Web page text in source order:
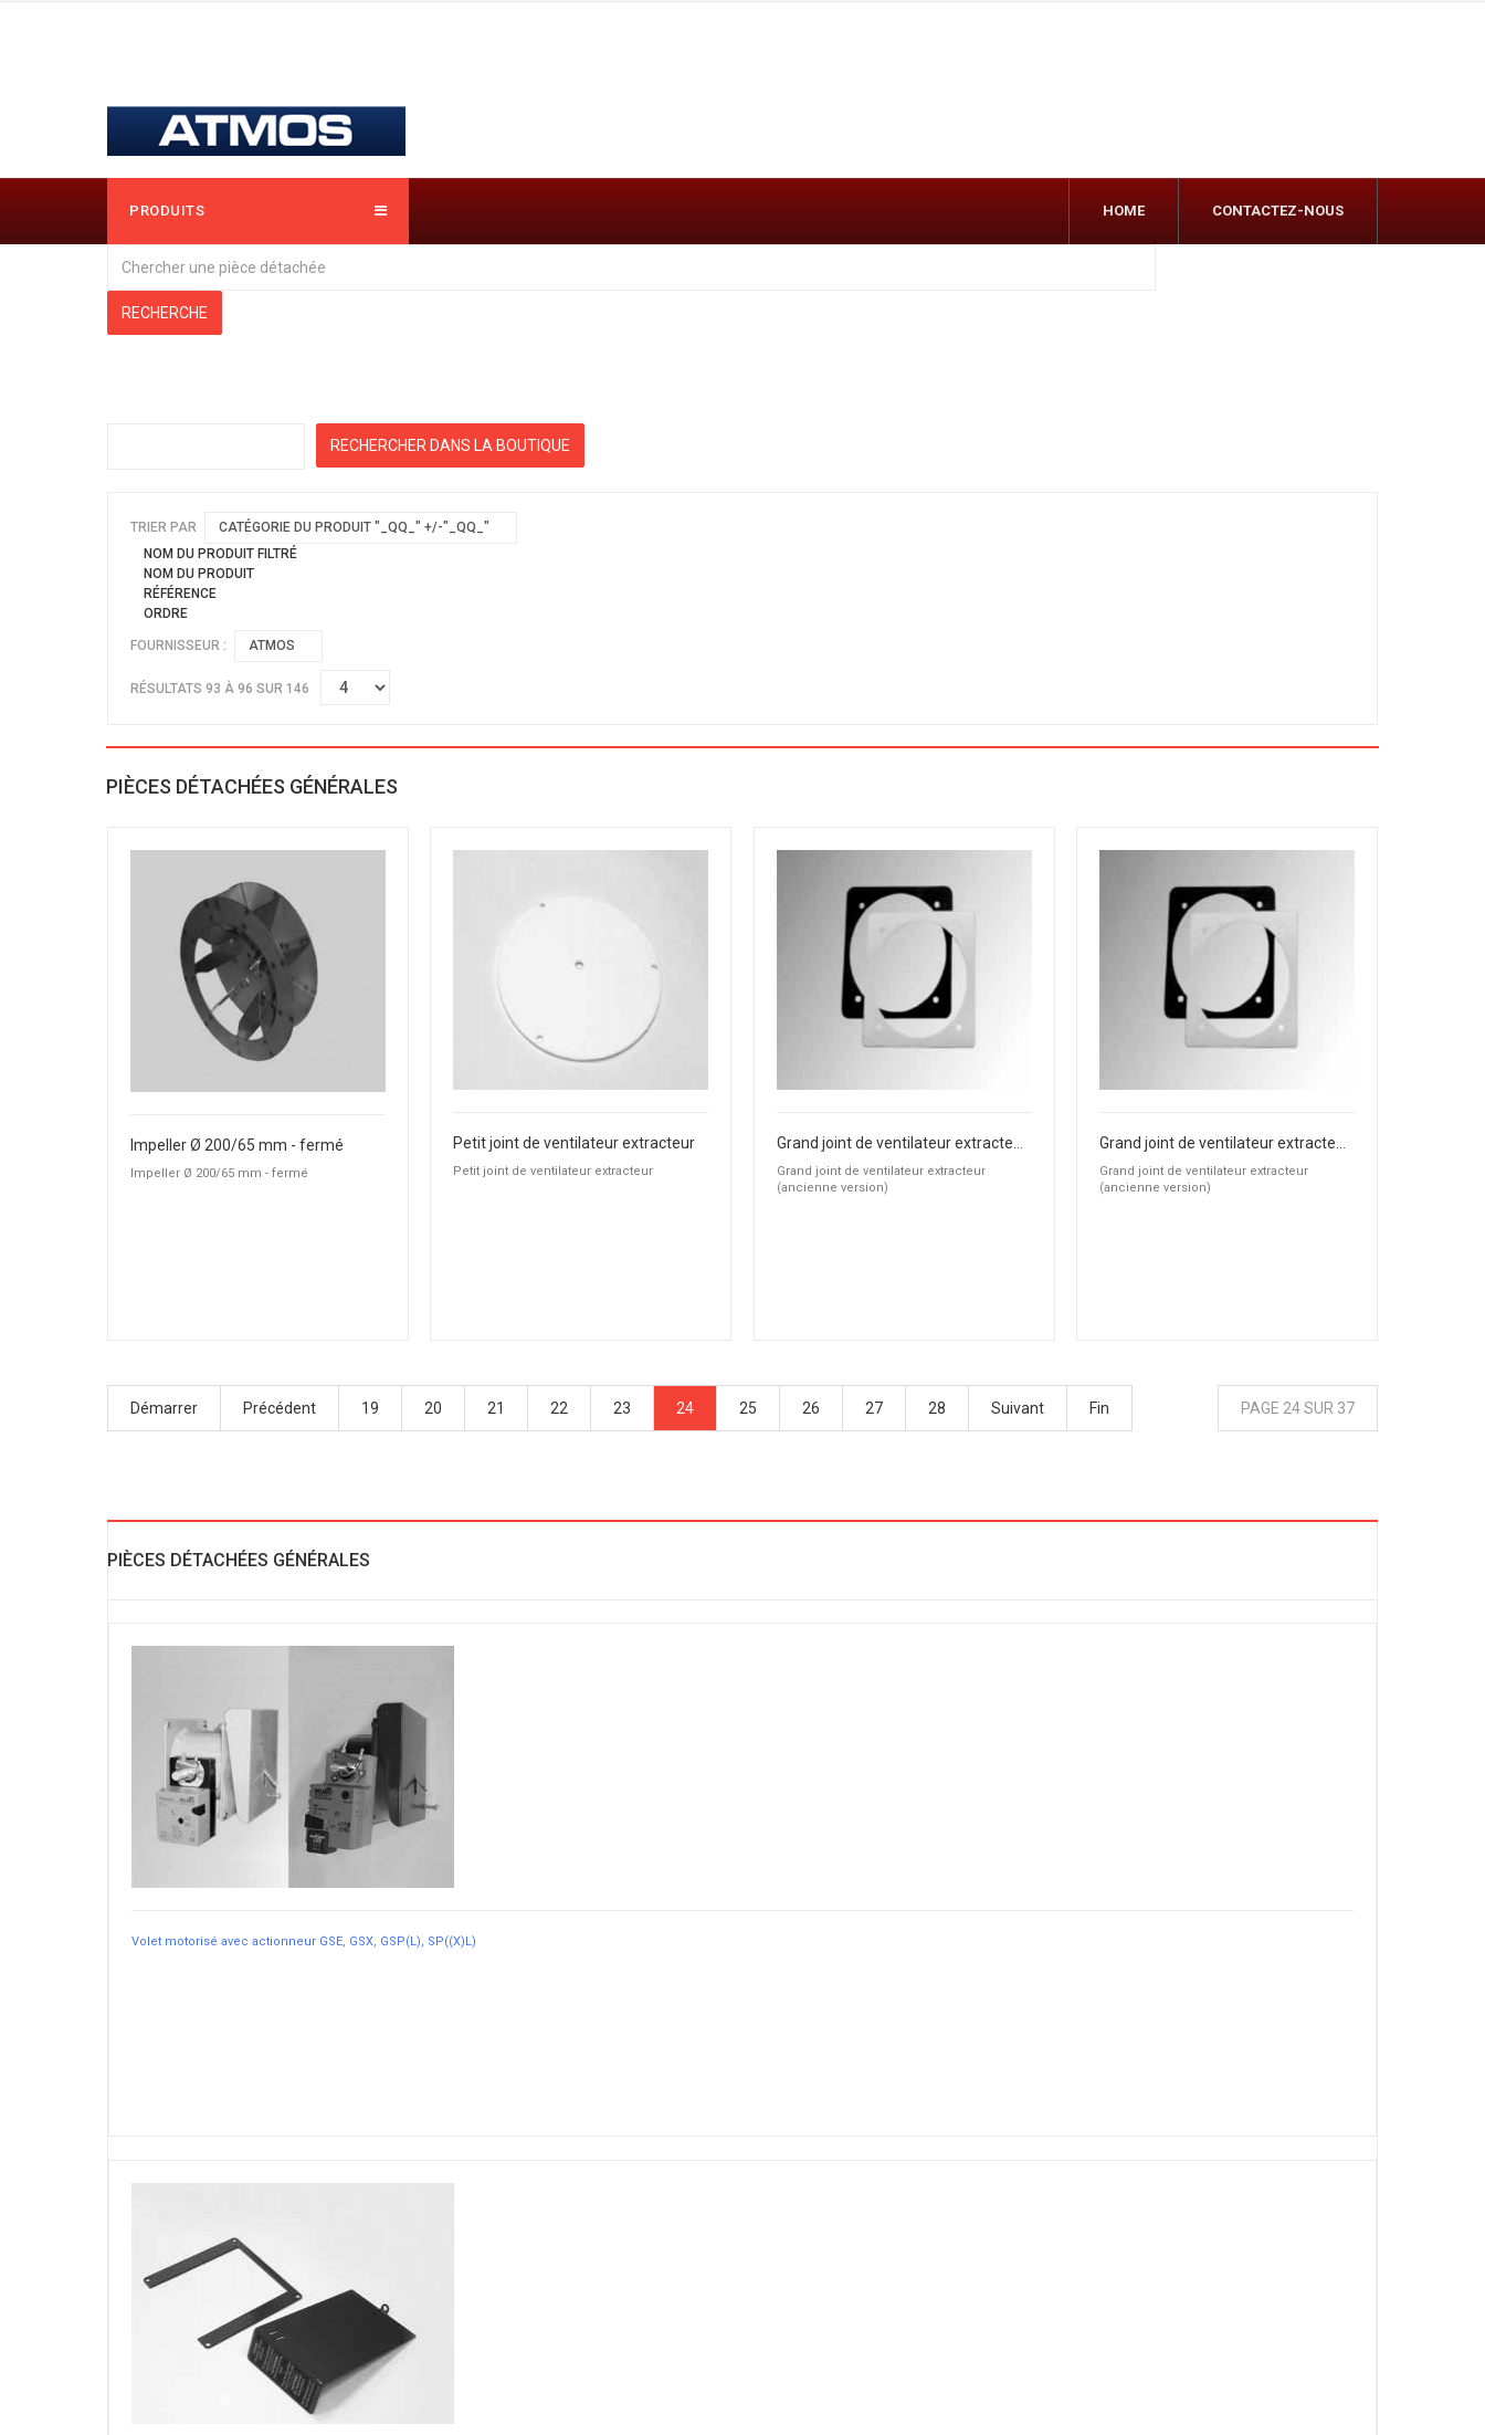
PRODUITS HOME CONTACTEZ-NOUS
TRIER PAR
CATÉGORIE DU PRODUIT "_QQ_" +/-"_QQ_"
NOM DU PRODUIT FILTRÉ
NOM DU PRODUIT
RÉFÉRENCE
ORDRE
FOURNISSEUR : ATMOS
RÉSULTATS 93 À 96 SUR 146
PIÈCES DÉTACHÉES GÉNÉRALES
Impeller Ø 200/65 mm - fermé
Impeller Ø 200/65 mm - fermé
Petit joint de ventilateur extracteur
Petit joint de ventilateur extracteur
Grand joint de ventilateur extracteur
(ancienne version)
Grand joint de ventilateur extracteur
(ancienne version)
Démarrer Précédent 19 20 21 22 23 24 25 26 27 28 Suivant Fin PAGE 24 SUR 37
PIÈCES DÉTACHÉES GÉNÉRALES
Volet motorisé avec actionneur GSE, GSX, GSP(L), SP((X)L)